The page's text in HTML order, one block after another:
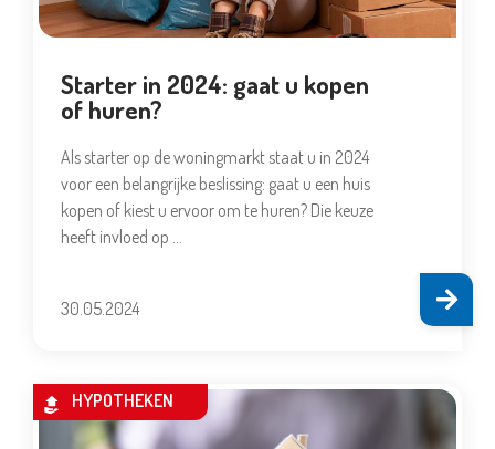
Starter in 2024: gaat u kopen
of huren?
Als starter op de woningmarkt staat u in 2024
voor een belangrijke beslissing: gaat u een huis
kopen of kiest u ervoor om te huren? Die keuze
heeft invloed op …
30.05.2024
HYPOTHEKEN